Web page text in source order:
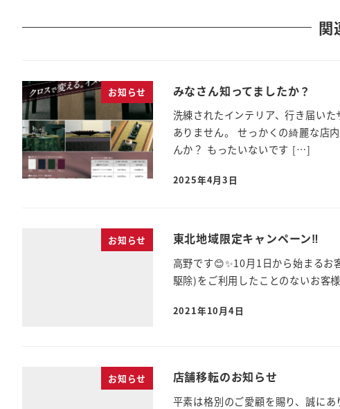
関
お知らせ みなさん知ってましたか？
洗練されたインテリア、行き届い
ありません。 せっかくの綺麗な店
んか？ もったいないです […]
2025年4月3日
お知らせ 東北地域限定キャンペーン‼
高野です😊✨10月1日から始まるお
駆除)をご利用したことのないお
2021年10月4日
お知らせ 店舗移転のお知らせ
平素は格別のご愛顧を賜り、誠に